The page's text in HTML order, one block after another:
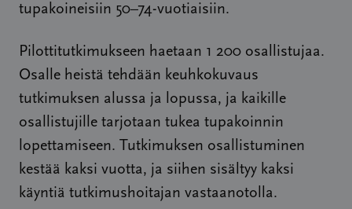
tupakoineisiin 50–74-vuotiaisiin.
Pilottitutkimukseen haetaan 1 200 osallistujaa.
Osalle heistä tehdään keuhkokuvaus
tutkimuksen alussa ja lopussa, ja kaikille
osallistujille tarjotaan tukea tupakoinnin
lopettamiseen. Tutkimuksen osallistuminen
kestää kaksi vuotta, ja siihen sisältyy kaksi
käyntiä tutkimushoitajan vastaanotolla.